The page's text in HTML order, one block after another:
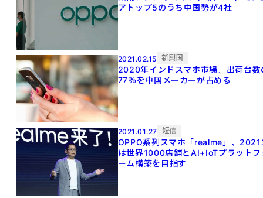
アトップ5のうち中国勢が4社
2021.02.15 新興国
2020年インドスマホ市場、出荷台数
77％を中国メーカーが占める
2021.01.27 短信
OPPO系列スマホ「realme」、2021
は世界1000店舗とAI+IoTプラットフ
ーム構築を目指す